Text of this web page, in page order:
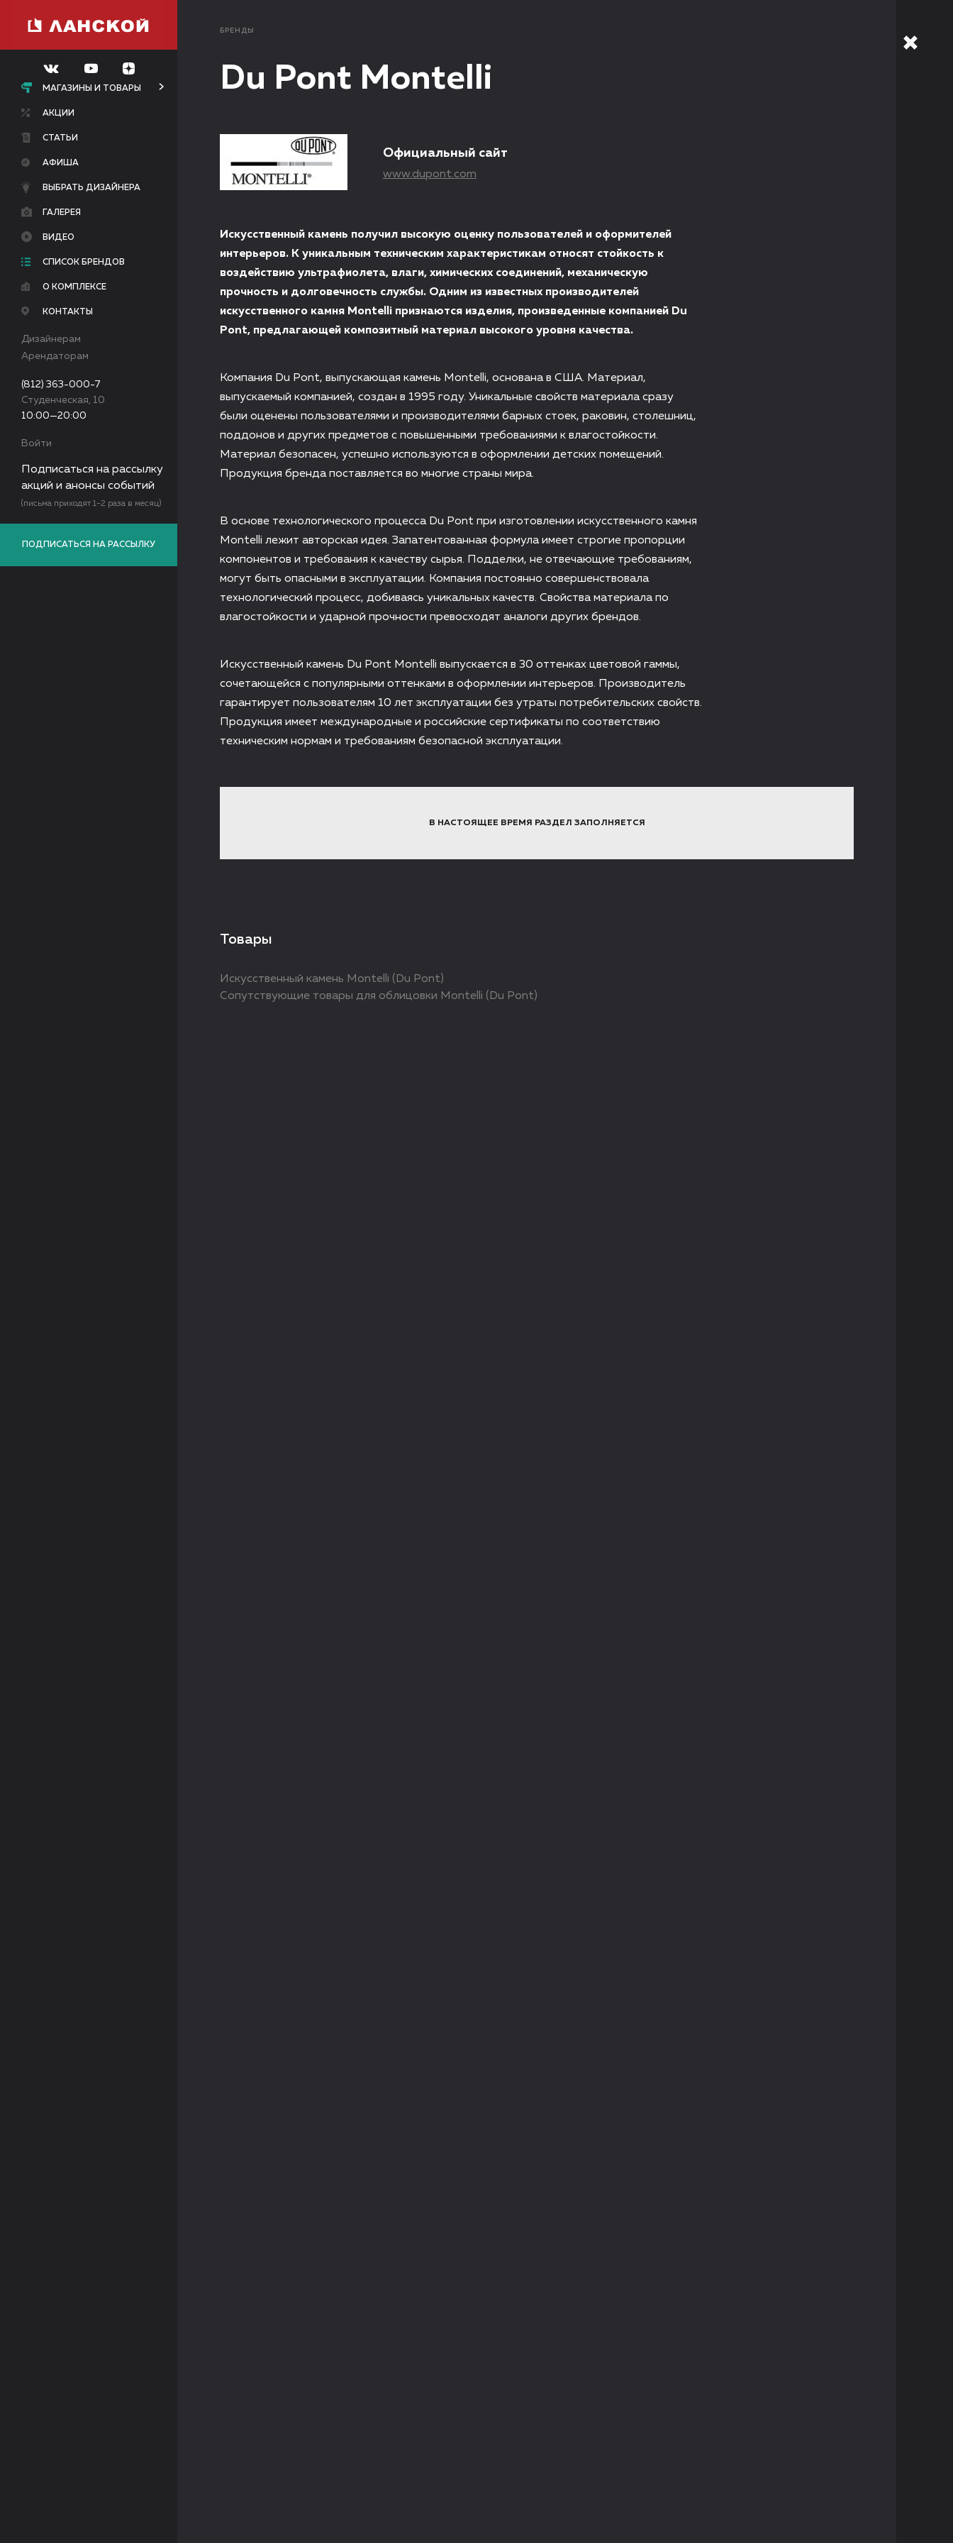
МАГАЗИНЫ И ТОВАРЫ
АКЦИИ
СТАТЬИ
АФИША
ВЫБРАТЬ ДИЗАЙНЕРА
ГАЛЕРЕЯ
ВИДЕО
СПИСОК БРЕНДОВ
О КОМПЛЕКСЕ
КОНТАКТЫ
Дизайнерам
Арендаторам
(812) 363-000-7
Студенческая, 10
10:00—20:00
Войти
Подписаться на рассылку
акций и анонсы событий
(письма приходят 1-2 раза в месяц)
ПОДПИСАТЬСЯ НА РАССЫЛКУ
БРЕНДЫ
Du Pont Montelli
Официальный сайт
www.dupont.com
Искусственный камень получил высокую оценку пользователей и оформителей
интерьеров. К уникальным техническим характеристикам относят стойкость к
воздействию ультрафиолета, влаги, химических соединений, механическую
прочность и долговечность службы. Одним из известных производителей
искусственного камня Montelli признаются изделия, произведенные компанией Du
Pont, предлагающей композитный материал высокого уровня качества.
Компания Du Pont, выпускающая камень Montelli, основана в США. Материал,
выпускаемый компанией, создан в 1995 году. Уникальные свойств материала сразу
были оценены пользователями и производителями барных стоек, раковин, столешниц,
поддонов и других предметов с повышенными требованиями к влагостойкости.
Материал безопасен, успешно используются в оформлении детских помещений.
Продукция бренда поставляется во многие страны мира.
В основе технологического процесса Du Pont при изготовлении искусственного камня
Montelli лежит авторская идея. Запатентованная формула имеет строгие пропорции
компонентов и требования к качеству сырья. Подделки, не отвечающие требованиям,
могут быть опасными в эксплуатации. Компания постоянно совершенствовала
технологический процесс, добиваясь уникальных качеств. Свойства материала по
влагостойкости и ударной прочности превосходят аналоги других брендов.
Искусственный камень Du Pont Montelli выпускается в 30 оттенках цветовой гаммы,
сочетающейся с популярными оттенками в оформлении интерьеров. Производитель
гарантирует пользователям 10 лет эксплуатации без утраты потребительских свойств.
Продукция имеет международные и российские сертификаты по соответствию
техническим нормам и требованиям безопасной эксплуатации.
В НАСТОЯЩЕЕ ВРЕМЯ РАЗДЕЛ ЗАПОЛНЯЕТСЯ
Товары
Искусственный камень Montelli (Du Pont)
Сопутствующие товары для облицовки Montelli (Du Pont)